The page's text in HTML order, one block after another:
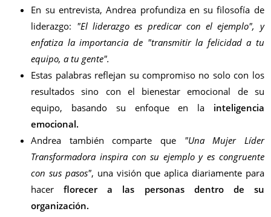
En su entrevista, Andrea profundiza en su filosofía de
liderazgo: "El liderazgo es predicar con el ejemplo", y
enfatiza la importancia de "transmitir la felicidad a tu
equipo, a tu gente".
Estas palabras reflejan su compromiso no solo con los
resultados sino con el bienestar emocional de su
equipo, basando su enfoque en la inteligencia
emocional.
Andrea también comparte que "Una Mujer Líder
Transformadora inspira con su ejemplo y es congruente
con sus pasos", una visión que aplica diariamente para
hacerflorecer a las personas dentro de su
organización.